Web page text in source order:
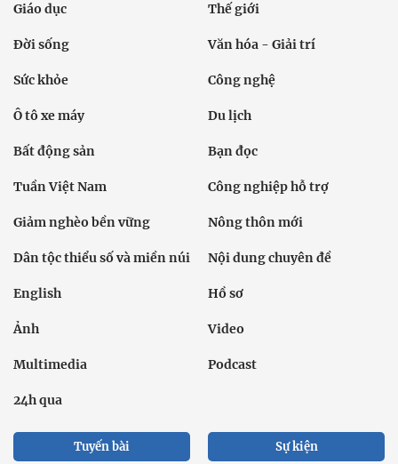
Giáo dục Thế giới
Đời sống Văn hóa - Giải trí
Sức khỏe Công nghệ
Ô tô xe máy Du lịch
Bất động sản Bạn đọc
Tuần Việt Nam Công nghiệp hỗ trợ
Giảm nghèo bền vững Nông thôn mới
Dân tộc thiểu số và miền núi Nội dung chuyên đề
English Hồ sơ
Ảnh Video
Multimedia Podcast
24h qua
Tuyến bài Sự kiện